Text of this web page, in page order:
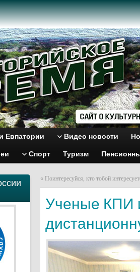
Евпатории Видео новости
Спорт Туризм
« Поинтересуйся, кто тобой
Ученые КПИ